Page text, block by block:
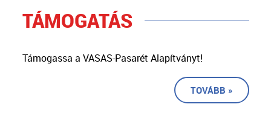
TÁMOGATÁS
Támogassa a VASAS-Pasarét Alapítványt!
TOVÁBB »